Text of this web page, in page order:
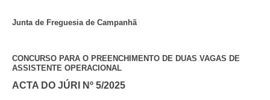
ASSEMBLEIA DE FREGUESIA
DOCUMENTOS
Junta de Freguesia de Campanhã
CONCURSO PARA O PREENCHIMENTO DE DUAS VAGAS DE
ASSISTENTE OPERACIONAL
ACTA DO JÚRI Nº 5/2025